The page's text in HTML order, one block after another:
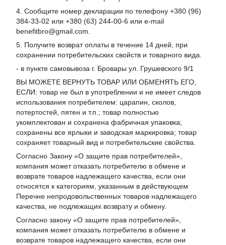
4. Сообщите номер декларации по телефону +380 (96)
384-33-02 или +380 (63) 244-00-6 или e-mail
benefitbro@gmail.com.
5. Получите возврат оплаты в течение 14 дней, при
сохранении потребительских свойств и товарного вида.
- в пункте самовывоза г. Бровары ул. Грушевского 9/1
ВЫ МОЖЕТЕ ВЕРНУТЬ ТОВАР ИЛИ ОБМЕНЯТЬ ЕГО,
ЕСЛИ: товар не был в употреблении и не имеет следов
использования потребителем: царапин, сколов,
потертостей, пятен и т.п.; товар полностью
укомплектован и сохранена фабричная упаковка;
сохранены все ярлыки и заводская маркировка; товар
сохраняет товарный вид и потребительские свойства.
Согласно Закону «О защите прав потребителей»,
компания может отказать потребителю в обмене и
возврате товаров надлежащего качества, если они
относятся к категориям, указанным в действующем
Перечне непродовольственных товаров надлежащего
качества, не подлежащих возврату и обмену.
Согласно закону «О защите прав потребителей»,
компания может отказать потребителю в обмене и
возврате товаров надлежащего качества, если они